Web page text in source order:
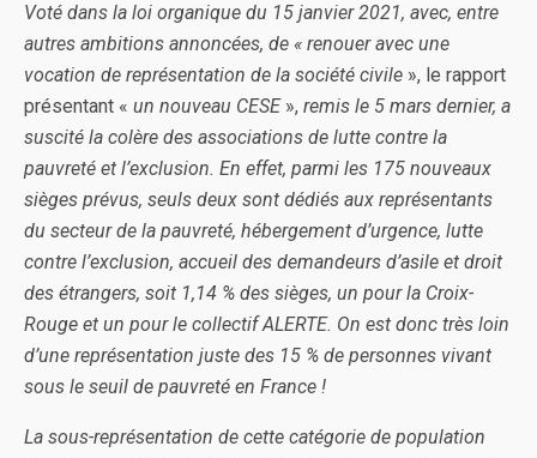
Voté dans la loi organique du 15 janvier 2021, avec, entre
autres ambitions annoncées, de « renouer avec une
vocation de représentation de la société civile », le rapport
présentant « un nouveau CESE », remis le 5 mars dernier, a
suscité la colère des associations de lutte contre la
pauvreté et l’exclusion. En effet, parmi les 175 nouveaux
sièges prévus, seuls deux sont dédiés aux représentants
du secteur de la pauvreté, hébergement d’urgence, lutte
contre l’exclusion, accueil des demandeurs d’asile et droit
des étrangers, soit 1,14 % des sièges, un pour la Croix-
Rouge et un pour le collectif ALERTE. On est donc très loin
d’une représentation juste des 15 % de personnes vivant
sous le seuil de pauvreté en France !
La sous-représentation de cette catégorie de population